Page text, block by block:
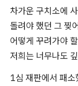
차가운 구치소에
돌려야 했던 그 찢
어떻게 꾸려가야
저희는 너무나도
1심 재판에서 패